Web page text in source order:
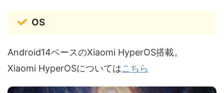
OS
Android14ベースのXiaomi HyperOS搭載。
Xiaomi HyperOSについてはこちら